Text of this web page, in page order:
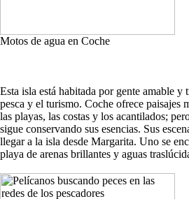
Motos de agua en Coche
Esta isla está habitada por gente amable y
pesca y el turismo. Coche ofrece paisajes
las playas, las costas y los acantilados;
sigue conservando sus esencias. Sus
llegar a la isla desde Margarita. Uno se
playa de arenas brillantes y aguas